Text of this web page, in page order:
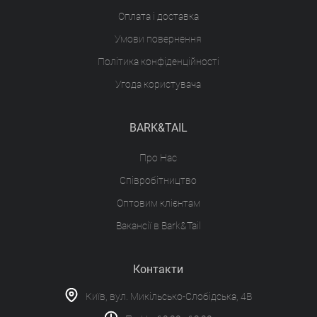
Оплата і доставка
Умови повернення
Політика конфіденційності
Угода користувача
BARK&TAIL
Про Нас
Співробітництво
Оптовим клієнтам
Вакансії в Bark&Tail
Контакти
Київ, вул. Микільсько-Слобідська, 4В